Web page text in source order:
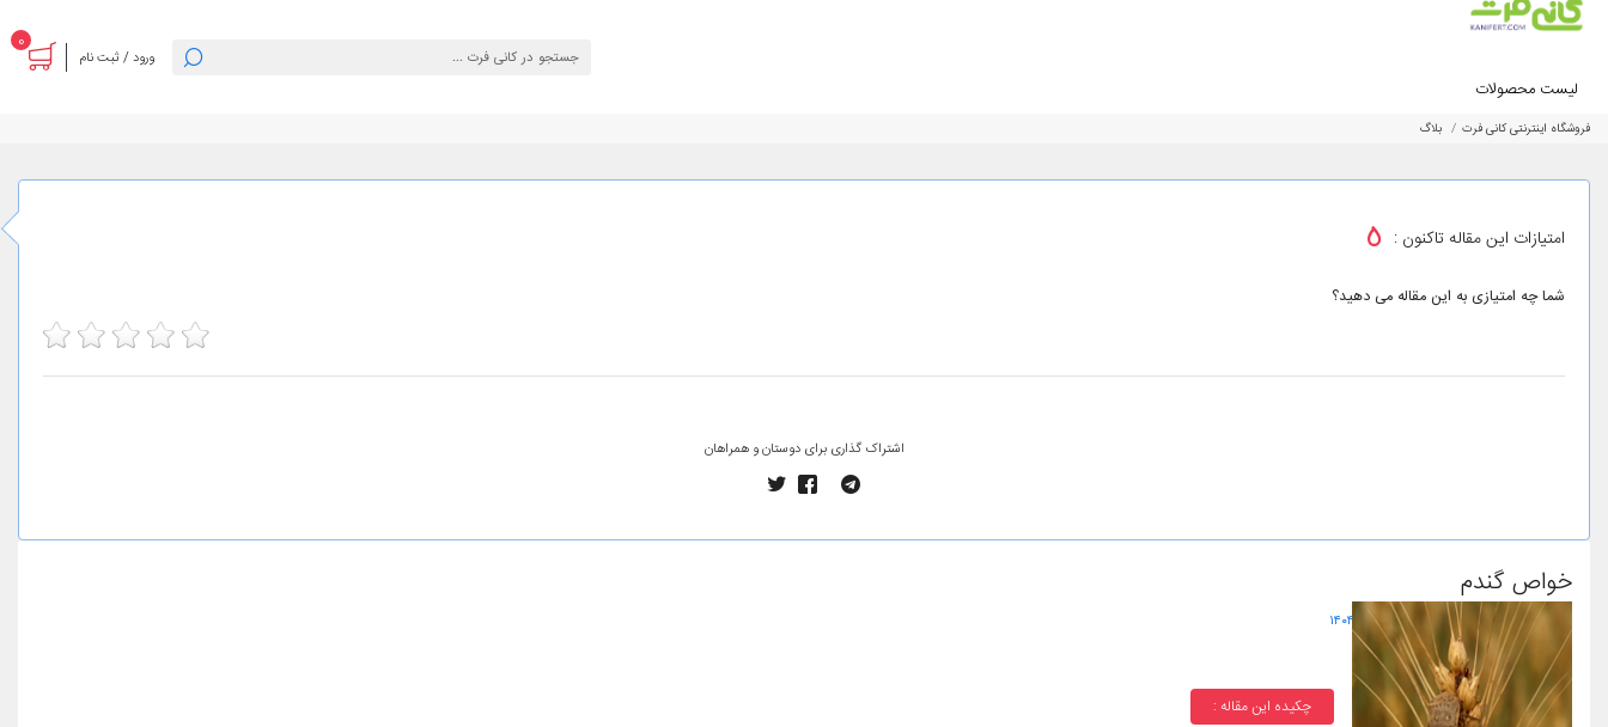
ورود / ثبت نام
0
لیست محصولات
فروشگاه اینترنتی کانی فرت بلاگ
امتیازات این مقاله تاکنون : 5
شما چه امتیازی به این مقاله می دهید؟
اشتراک گذاری برای دوستان و همراهان
خواص گندم
تاریخ آخرین به روز رسانی : ۱۴۰۴/۱۲/۴ یکشنبه
چکیده این مقاله :